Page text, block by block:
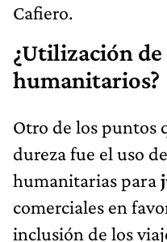
Cafiero.
¿Utilización de
humanitarios?
Otro de los puntos
dureza fue el uso
humanitarias para
comerciales en
inclusión de los